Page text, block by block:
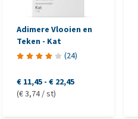
Adimere Vlooien en
Teken - Kat
(24)
€ 11,45 - € 22,45
(€ 3,74 / st)